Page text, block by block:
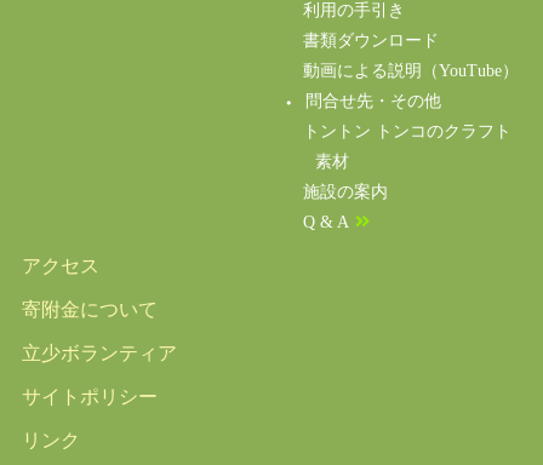
利用の手引き
書類ダウンロード
動画による説明（YouTube）
問合せ先・その他
トントン トンコのクラフト
素材
施設の案内
Q & A
アクセス
寄附金について
立少ボランティア
サイトポリシー
リンク